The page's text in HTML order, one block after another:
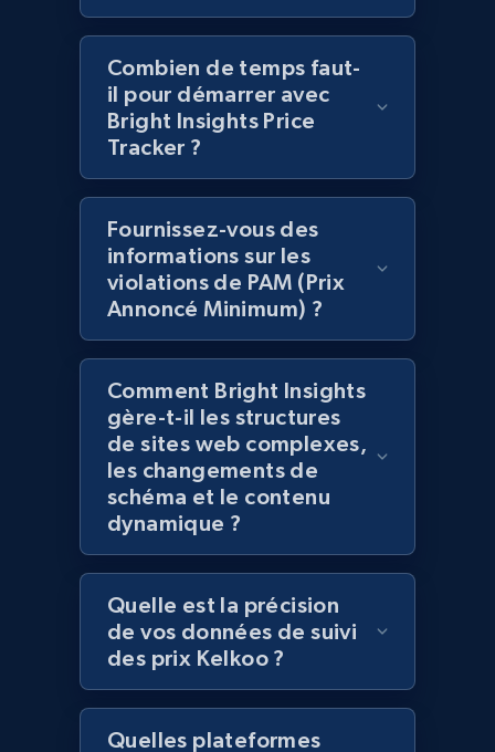
Amazon products global dataset - Collects
Title, Seller name, Brand, Description, Initial
price, Currency, Availability, Reviews count, and
2.1K+ 375+ Commencer
Amazon products global dataset -
Collecting products by keyword search
Title, Seller name, Brand, Description, Initial
price, Currency, Availability, Reviews count, and
Amazon products global dataset - Collects
products by best sellers category URL
Combien de temps faut-
il pour démarrer avec
Bright Insights Price
Tracker ?
Fournissez-vous des
informations sur les
violations de PAM (Prix
Annoncé Minimum) ?
Comment Bright Insights
gère-t-il les structures
de sites web complexes,
les changements de
schéma et le contenu
dynamique ?
Quelle est la précision
de vos données de suivi
des prix Kelkoo ?
Quelles plateformes